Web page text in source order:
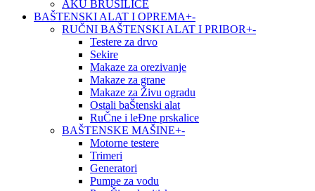
AKU BRUSILICE
BAŠTENSKI ALAT I OPREMA+-
RUČNI BAŠTENSKI ALAT I PRIBOR+-
Testere za drvo
Sekire
Makaze za orezivanje
Makaze za grane
Makaze za Živu ogradu
Ostali baŠtenski alat
RuČne i leĐne prskalice
BAŠTENSKE MAŠINE+-
Motorne testere
Trimeri
Generatori
Pumpe za vodu